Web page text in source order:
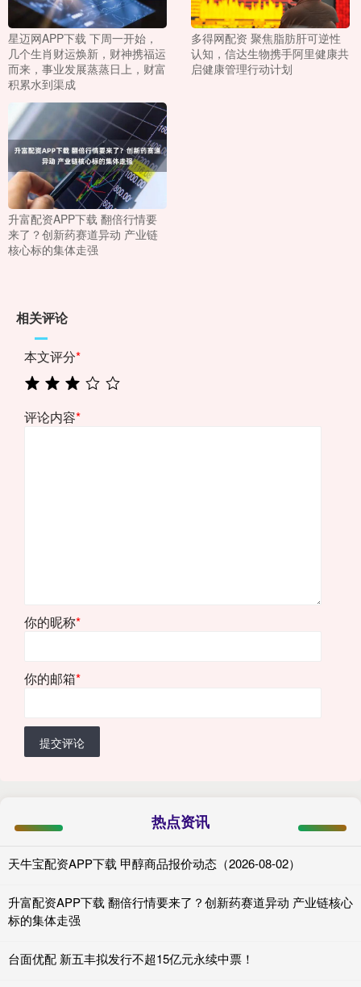
星迈网APP下载 下周一开始，
几个生肖财运焕新，财神携福运
而来，事业发展蒸蒸日上，财富
积累水到渠成
多得网配资 聚焦脂肪肝可逆性
认知，信达生物携手阿里健康共
启健康管理行动计划
升富配资APP下载 翻倍行情要
来了？创新药赛道异动 产业链
核心标的集体走强
相关评论
本文评分*
评论内容*
你的昵称*
你的邮箱*
提交评论
热点资讯
天牛宝配资APP下载 甲醇商品报价动态（2026-08-02）
升富配资APP下载 翻倍行情要来了？创新药赛道异动 产业链核心
标的集体走强
台面优配 新五丰拟发行不超15亿元永续中票！